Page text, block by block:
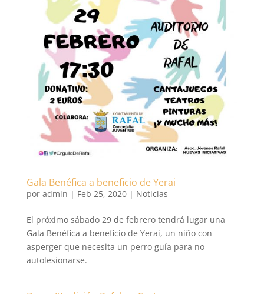
Gala Benéfica a beneficio de Yerai
por admin | Feb 25, 2020| Noticias
El próximo sábado 29 de febrero tendrá lugar una
Gala Benéfica a beneficio de Yerai, un niño con
asperger que necesita un perro guía para no
autolesionarse.